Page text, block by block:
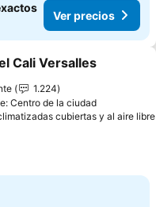
Ver precios
a favoritos
Cali Versalles
1.224
Centro de la ciudad
cubiertas y al aire libre